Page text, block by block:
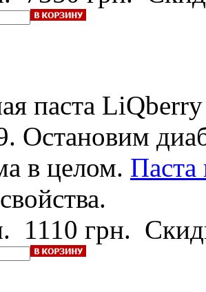
паста LiQberry
Остановим
в целом.
1110 грн.